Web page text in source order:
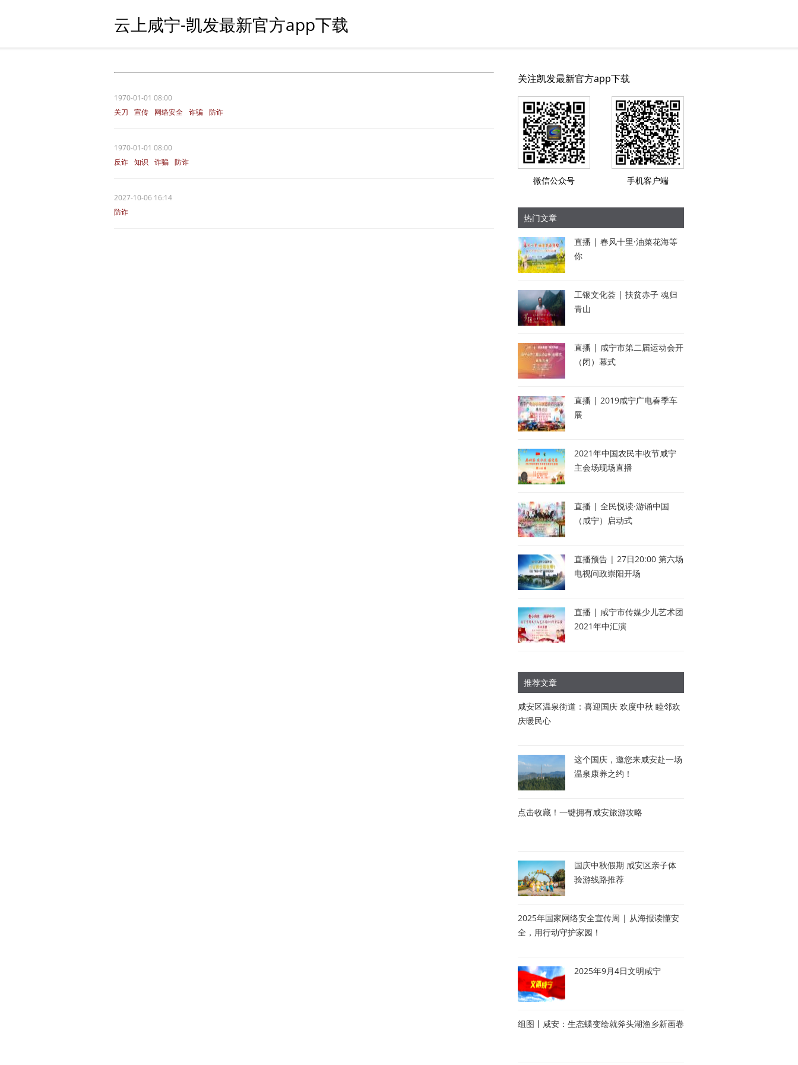
云上咸宁-凯发最新官方app下载
1970-01-01 08:00
关刀
宣传 网络安全 诈骗 防诈
1970-01-01 08:00
反诈 知识 诈骗 防诈
2027-10-06 16:14
防诈
关注凯发最新官方app下载
微信公众号 手机客户端
热门文章
直播 | 春风十里·油菜花海等
你
工银文化荟 | 扶贫赤子 魂归
青山
直播 | 咸宁市第二届运动会开
（闭）幕式
直播 | 2019咸宁广电春季车
展
2021年中国农民丰收节咸宁
主会场现场直播
直播 | 全民悦读·游诵中国
（咸宁）启动式
直播预告 | 27日20:00 第六场
电视问政崇阳开场
直播 | 咸宁市传媒少儿艺术团
2021年中汇演
推荐文章
咸安区温泉街道：喜迎国庆 欢度中秋 睦邻欢
庆暖民心
这个国庆，邀您来咸安赴一场
温泉康养之约！
点击收藏！一键拥有咸安旅游攻略
国庆中秋假期 咸安区亲子体
验游线路推荐
2025年国家网络安全宣传周 | 从海报读懂安
全，用行动守护家园！
2025年9月4日文明咸宁
组图丨咸安：生态蝶变绘就斧头湖渔乡新画卷